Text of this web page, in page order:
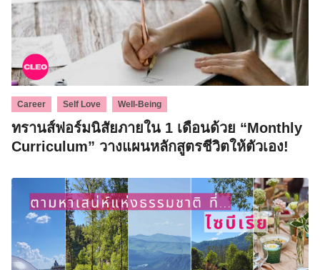
Career Self Love Well-Being
ทรานส์ฟอร์มนิสัยภายใน 1 เดือนด้วย “Monthly
Curriculum” วางแผนหลักสูตรชีวิตให้ตัวเอง!